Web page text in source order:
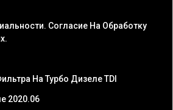
Согласие На Обработку
На Турбо Дизеле TDI
2020.06